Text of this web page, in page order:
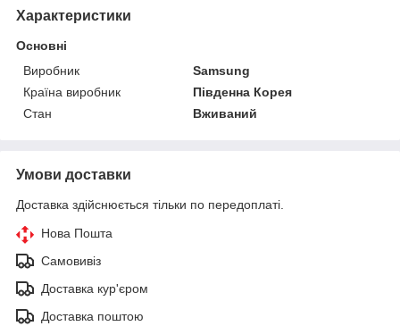
Характеристики
Основні
Виробник
Samsung
Країна виробник
Південна Корея
Стан
Вживаний
Умови доставки
Доставка здійснюється тільки по передоплаті.
Нова Пошта
Самовивіз
Доставка кур'єром
Доставка поштою